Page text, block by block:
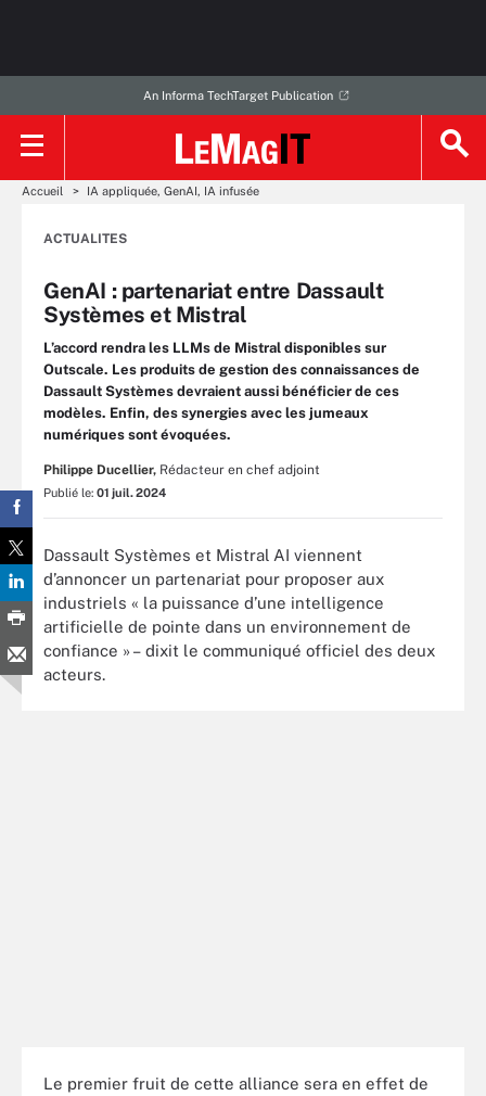
An Informa TechTarget Publication
Accueil IA appliquée, GenAI, IA infusée
ACTUALITES
GenAI : partenariat entre Dassault
Systèmes et Mistral
L’accord rendra les LLMs de Mistral disponibles sur
Outscale. Les produits de gestion des connaissances de
Dassault Systèmes devraient aussi bénéficier de ces
modèles. Enfin, des synergies avec les jumeaux
numériques sont évoquées.
Philippe Ducellier, Rédacteur en chef adjoint
Publié le: 01 juil. 2024
Dassault Systèmes et Mistral AI viennent
d’annoncer un partenariat pour proposer aux
industriels « la puissance d’une intelligence
artificielle de pointe dans un environnement de
confiance » – dixit le communiqué officiel des deux
acteurs.
Le premier fruit de cette alliance sera en effet de